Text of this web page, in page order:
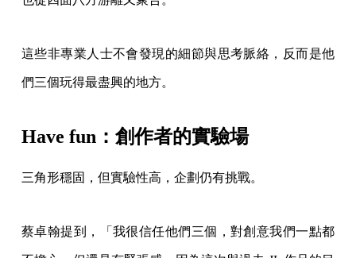
這些非專業人士不會發現的細節與思考脈絡，反而是他
們三個玩得最盡興的地方。
Have fun：創作者的實驗場
三角形穩固，但實驗性高，企劃仍有挑戰。
蔡卓翰提到，「我很信任他們三個，對創意我們一點都